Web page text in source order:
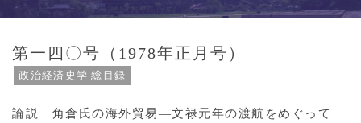
第一四〇号（1978年正月号）
政治経済史学 総目録
論説 角倉氏の海外貿易―文禄元年の渡航をめぐって